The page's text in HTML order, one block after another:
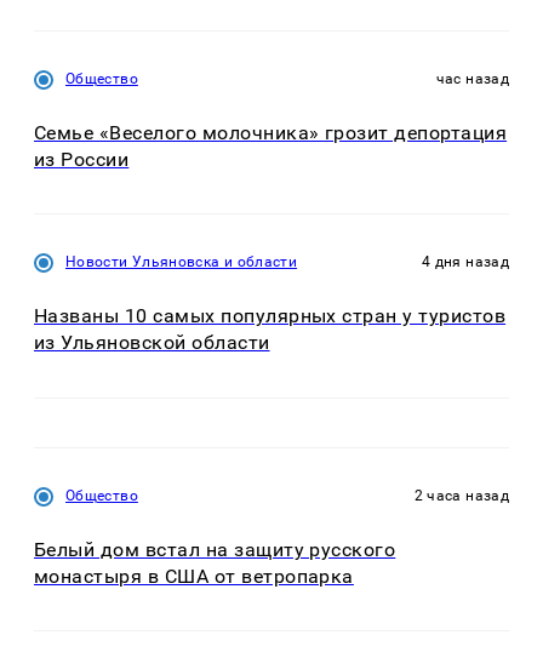
Общество час назад
Семье «Веселого молочника» грозит депортация
из России
Новости Ульяновска и области 4 дня назад
Названы 10 самых популярных стран у туристов
из Ульяновской области
Общество 2 часа назад
Белый дом встал на защиту русского
монастыря в США от ветропарка